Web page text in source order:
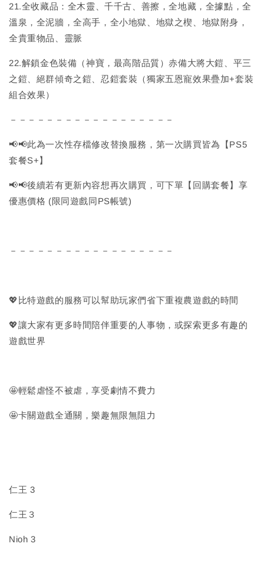
21.全收藏品：全木靈、千千古、善擦，全地藏，全據點，全
溫泉，全泥牆，全高手，全小地獄、地獄之楔、地獄附身，
全貴重物品、靈脈
22.解鎖金色裝備（神寶，最高階品質）赤備大將大鎧、平三
之鎧、絕群傾奇之鎧、忍鎧套裝（獨家五恩寵效果疊加+套裝
組合效果）
－－－－－－－－－－－－－－－－－－
📢📢此為一次性存檔修改替換服務，第一次購買皆為【PS5
套餐S+】
📢📢後續若有更新內容想再次購買，可下單【回購套餐】享
優惠價格 (限同遊戲同PS帳號)
－－－－－－－－－－－－－－－－－－
💖比特遊戲的服務可以幫助玩家們省下重複農遊戲的時間
💖讓大家有更多時間陪伴重要的人事物，或探索更多有趣的
遊戲世界
🤩輕鬆虐怪不被虐，享受劇情不費力
🤩卡關遊戲全通關，樂趣無限無阻力
仁王 3
仁王３
Nioh 3